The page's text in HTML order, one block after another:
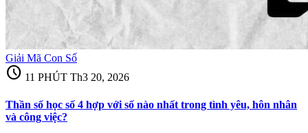
Giải Mã Con Số
schedule 11 PHÚT Th3 20, 2026
Thần số học số 4 hợp với số nào nhất trong tình yêu, hôn nhân
và công việc?